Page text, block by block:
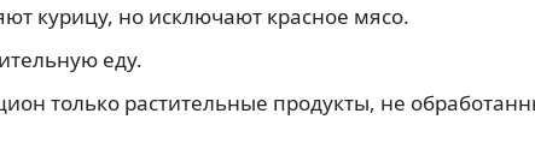
курицу, но исключают красное мясо.
еду.
только растительные продукты, не